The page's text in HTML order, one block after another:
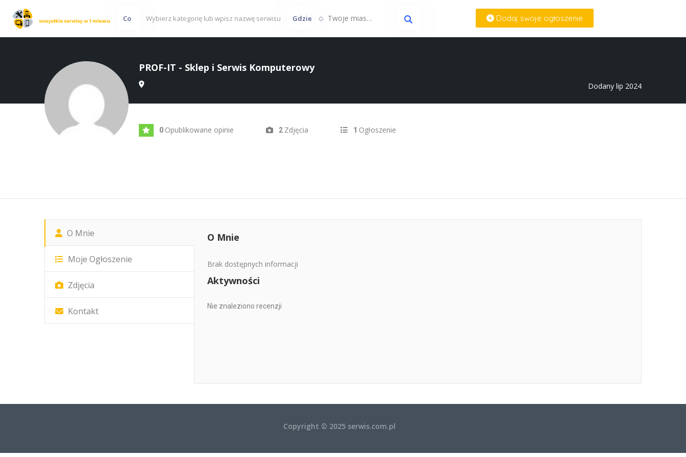
Co Gdzie Twoje miasto... Dodaj swoje ogłoszenie
PROF-IT - Sklep i Serwis Komputerowy
Dodany lip 2024
0 Opublikowane opinie 2 Zdjęcia 1 Ogłoszenie
O Mnie
Moje Ogłoszenie
Zdjęcia
Kontakt
O Mnie
Brak dostępnych informacji
Aktywności
Nie znaleziono recenzji
Copyright © 2025 serwis.com.pl